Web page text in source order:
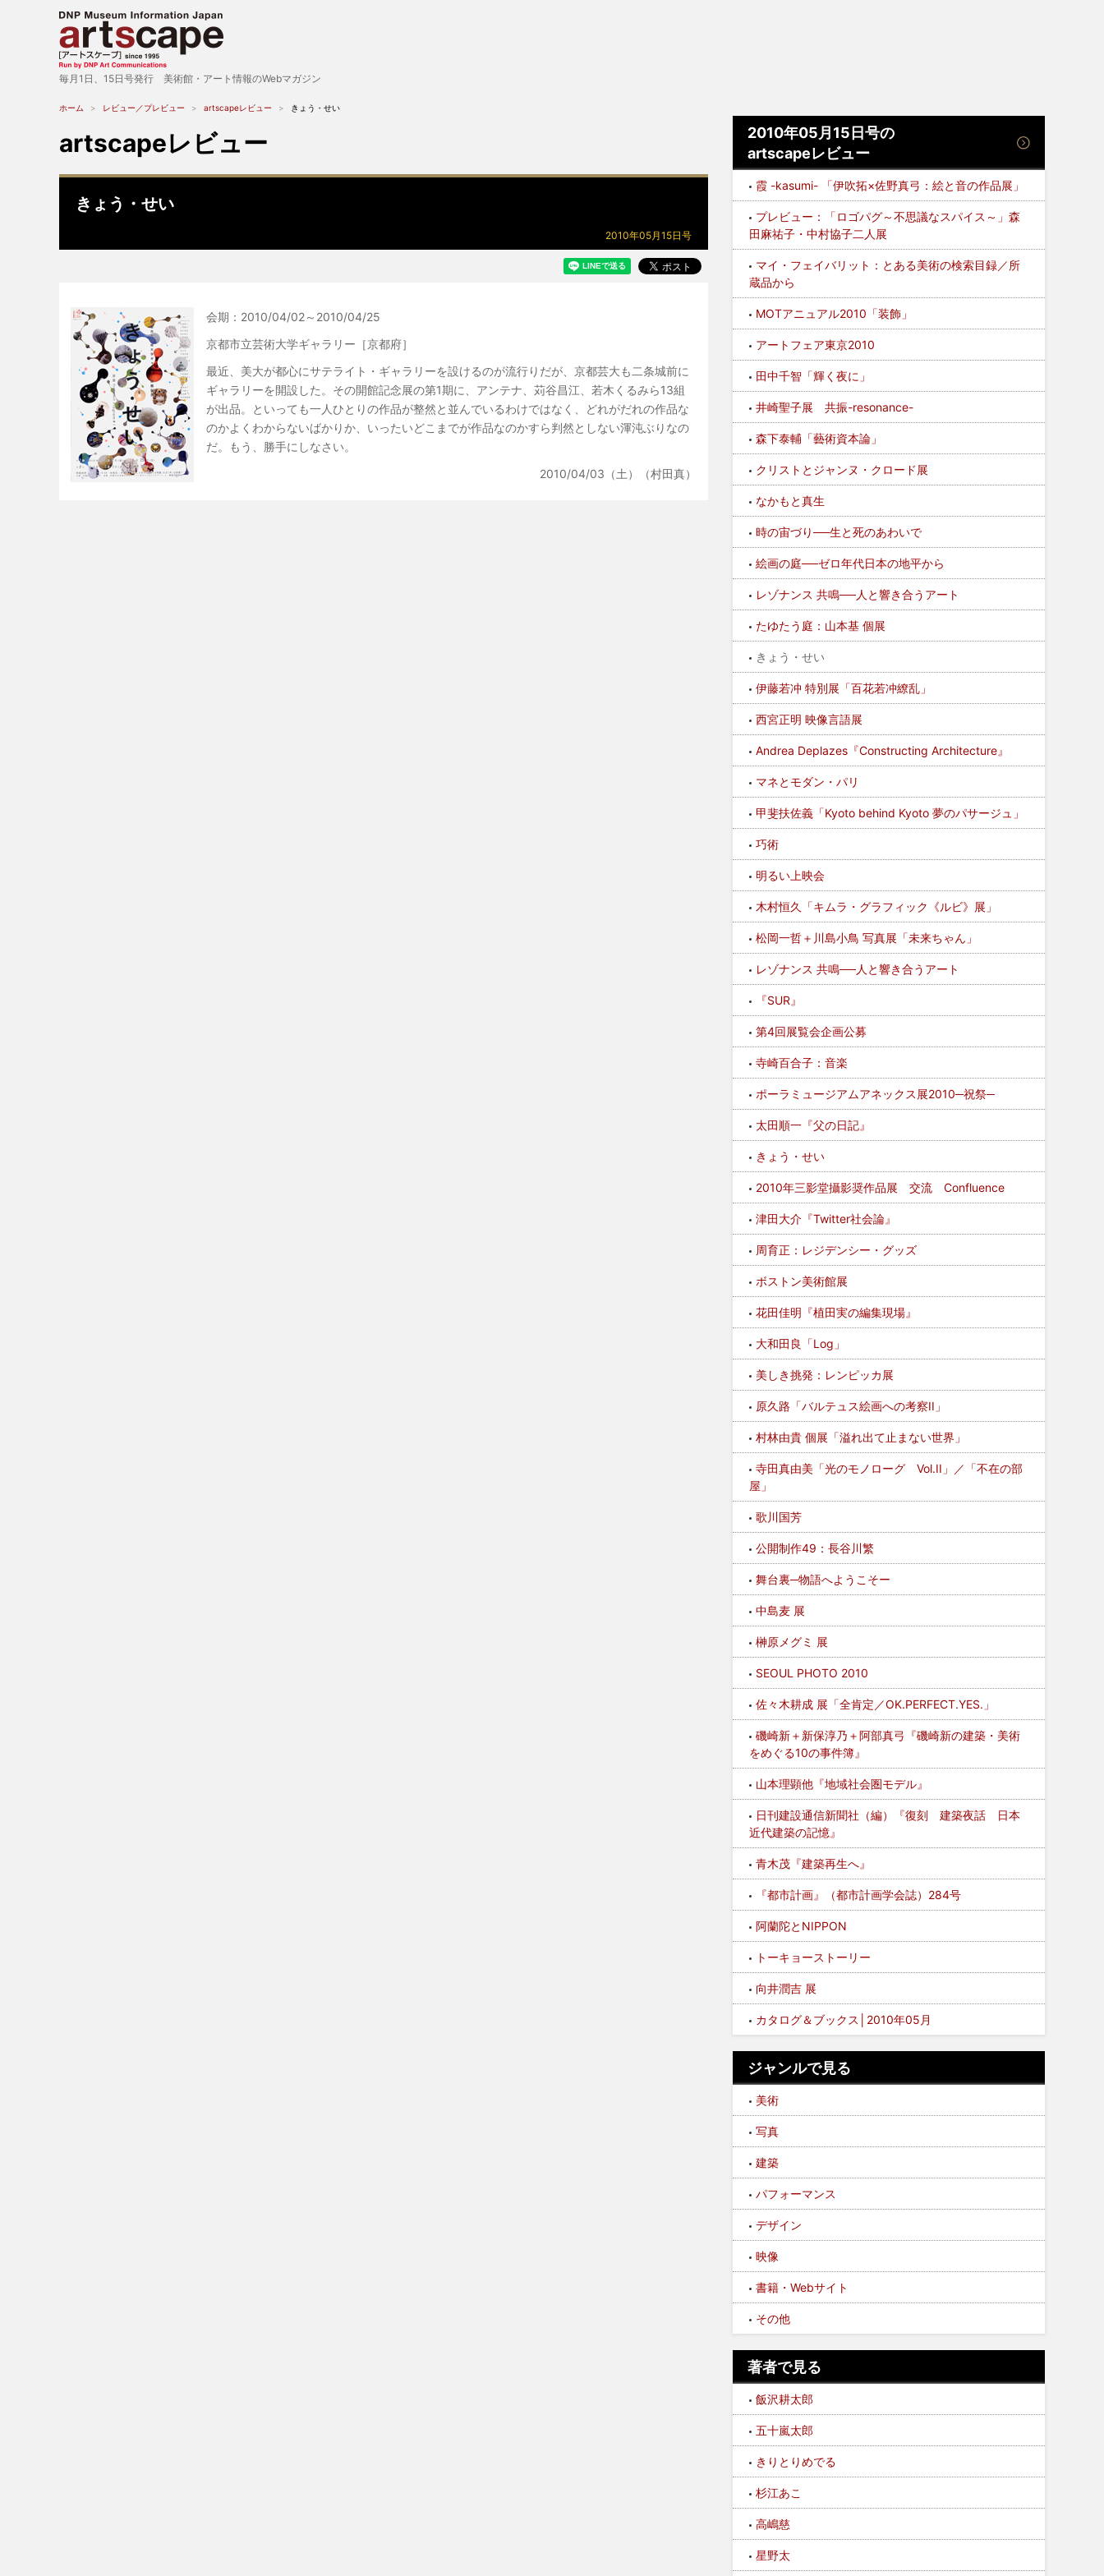
ホーム レビュー／プレビュー artscapeレビュー きょう・せい
artscapeレビュー
きょう・せい
2010年05月15日号
会期：2010/04/02～2010/04/25
京都市立芸術大学ギャラリー［京都府］
最近、美大が都心にサテライト・ギャラリーを設けるのが流行りだが、京都芸大も二条城前に
ギャラリーを開設した。その開館記念展の第1期に、アンテナ、苅谷昌江、若木くるみら13組
が出品。といっても一人ひとりの作品が整然と並んでいるわけではなく、どれがだれの作品な
のかよくわからないばかりか、いったいどこまでが作品なのかすら判然としない渾沌ぶりなの
だ。もう、勝手にしなさい。
2010/04/03（土）（村田真）
2010年05月15日号の
artscapeレビュー
霞 -kasumi- 「伊吹拓×佐野真弓：絵と音の作品展」
プレビュー：「ロゴパグ～不思議なスパイス～」森
田麻祐子・中村協子二人展
マイ・フェイバリット：とある美術の検索目録／所
蔵品から
MOTアニュアル2010「装飾」
アートフェア東京2010
田中千智「輝く夜に」
井崎聖子展 共振-resonance-
森下泰輔「藝術資本論」
クリストとジャンヌ・クロード展
なかもと真生
時の宙づり──生と死のあわいで
絵画の庭──ゼロ年代日本の地平から
レゾナンス 共鳴──人と響き合うアート
たゆたう庭：山本基 個展
きょう・せい
伊藤若冲 特別展「百花若冲繚乱」
西宮正明 映像言語展
Andrea Deplazes『Constructing Architecture』
マネとモダン・パリ
甲斐扶佐義「Kyoto behind Kyoto 夢のパサージュ」
巧術
明るい上映会
木村恒久「キムラ・グラフィック《ルビ》展」
松岡一哲＋川島小鳥 写真展「未来ちゃん」
レゾナンス 共鳴──人と響き合うアート
『SUR』
第4回展覧会企画公募
寺崎百合子：音楽
ポーラミュージアムアネックス展2010─祝祭─
太田順一『父の日記』
きょう・せい
2010年三影堂攝影奨作品展 交流 Confluence
津田大介『Twitter社会論』
周育正：レジデンシー・グッズ
ボストン美術館展
花田佳明『植田実の編集現場』
大和田良「Log」
美しき挑発：レンピッカ展
原久路「バルテュス絵画への考察II」
村林由貴 個展「溢れ出て止まない世界」
寺田真由美「光のモノローグ Vol.II」／「不在の部
屋」
歌川国芳
公開制作49：長谷川繁
舞台裏─物語へようこそー
中島麦 展
榊原メグミ 展
SEOUL PHOTO 2010
佐々木耕成 展「全肯定／OK.PERFECT.YES.」
磯崎新＋新保淳乃＋阿部真弓『磯崎新の建築・美術
をめぐる10の事件簿』
山本理顕他『地域社会圏モデル』
日刊建設通信新聞社（編）『復刻 建築夜話 日本
近代建築の記憶』
青木茂『建築再生へ』
『都市計画』（都市計画学会誌）284号
阿蘭陀とNIPPON
トーキョーストーリー
向井潤吉 展
カタログ＆ブックス│2010年05月
ジャンルで見る
美術
写真
建築
パフォーマンス
デザイン
映像
書籍・Webサイト
その他
著者で見る
飯沢耕太郎
五十嵐太郎
きりとりめでる
杉江あこ
高嶋慈
星野太
毎月1日、15日号発行 美術館・アート情報のWebマガジン